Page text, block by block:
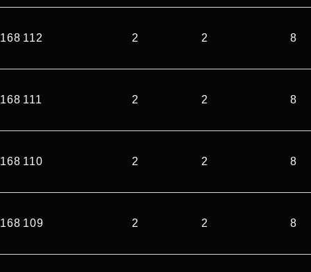
168 112 2 2 8
168 111 2 2 8
168 110 2 2 8
168 109 2 2 8